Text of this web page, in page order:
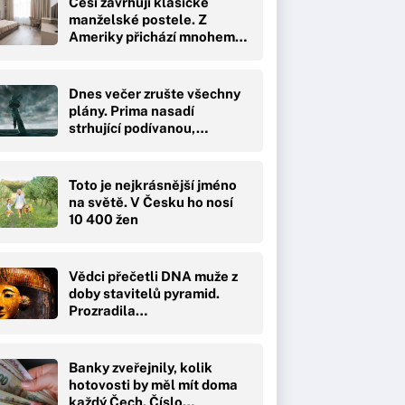
manželské postele. Z
Ameriky přichází mnohem…
Dnes večer zrušte všechny
plány. Prima nasadí
strhující podívanou,…
Toto je nejkrásnější jméno
na světě. V Česku ho nosí
10 400 žen
Vědci přečetli DNA muže z
doby stavitelů pyramid.
Prozradila…
Banky zveřejnily, kolik
hotovosti by měl mít doma
každý Čech. Číslo…